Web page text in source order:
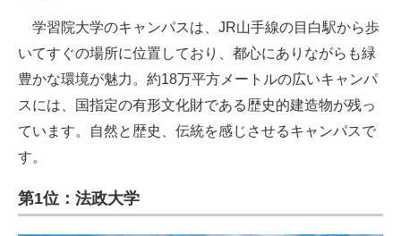
学習院大学のキャンパスは、JR山手線の目白駅から歩
いてすぐの場所に位置しており、都心にありながらも緑
豊かな環境が魅力。約18万平方メートルの広いキャンパ
スには、国指定の有形文化財である歴史的建造物が残っ
ています。自然と歴史、伝統を感じさせるキャンパスで
す。
第1位：法政大学